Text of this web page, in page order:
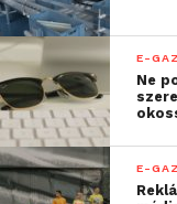
E-
Ne
E-